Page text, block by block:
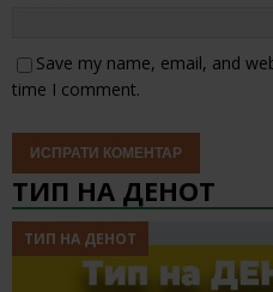
Save my name, email, and
time I comment.
ТИП НА ДЕНОТ
ТИП НА ДЕНОТ